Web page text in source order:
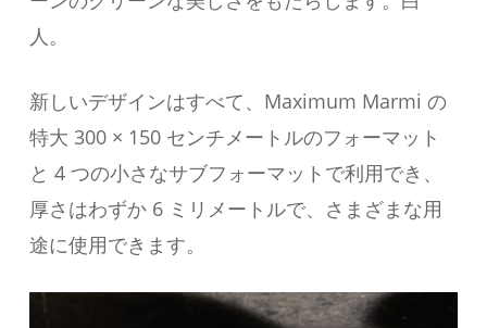
人。
新しいデザインはすべて、Maximum Marmi の
特大 300 × 150 センチメートルのフォーマット
と 4 つの小さなサブフォーマットで利用でき、
厚さはわずか 6 ミリメートルで、さまざまな用
途に使用できます。